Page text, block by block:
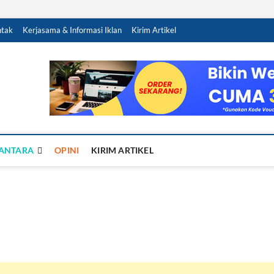
Kerjasama & Informasi Iklan Kirim Artikel
Ra
OPINI KIRIM ARTIKEL